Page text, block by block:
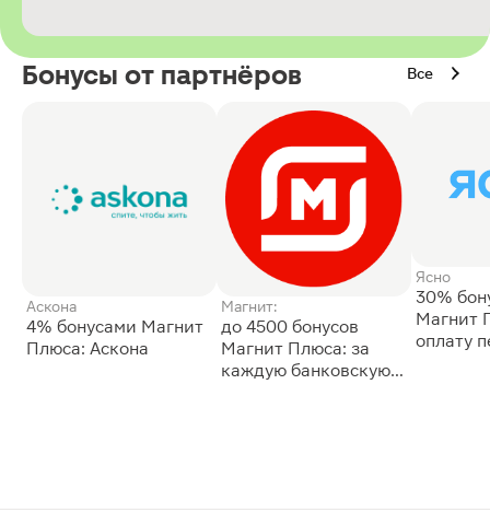
Бонусы от партнёров Все
Аскона
4% бонусами Магнит
Плюса: Аскона
Магнит:
до 4500 бонусов
Магнит Плюса: за
каждую банковскую
Ясно
30%
Магнит
оплату